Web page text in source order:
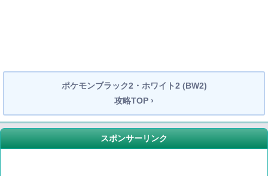
ポケモンブラック2・ホワイト2 (BW2)
攻略TOP ›
スポンサーリンク